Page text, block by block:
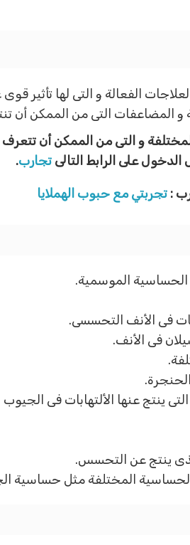
الفعالة و التى لها
المضاعفات التى من الممكن أن
و التى من الممكن أن
على الرابط التالى تجارب.
: تجربتي مع حبوب الهملايا
الموسمية.
فى الأنف التحسسى.
فى الأنف.
عنها الألتهابات فى الجيوب
ينتج عن التحسس.
المختلفة مثل حساسية